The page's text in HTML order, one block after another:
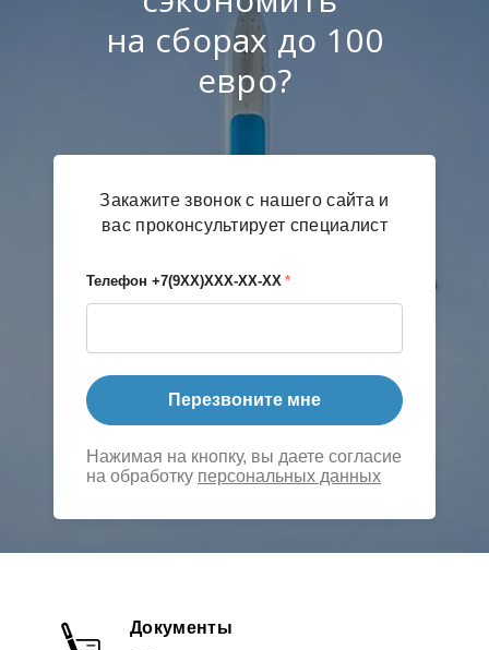
на сборах до 100
евро?
Закажите звонок с нашего сайта и
вас проконсультирует специалист
Телефон +7(9ХХ)ХХХ-ХХ-ХХ *
Перезвоните мне
Нажимая на кнопку, вы даете согласие
на обработку персональных данных
Документы